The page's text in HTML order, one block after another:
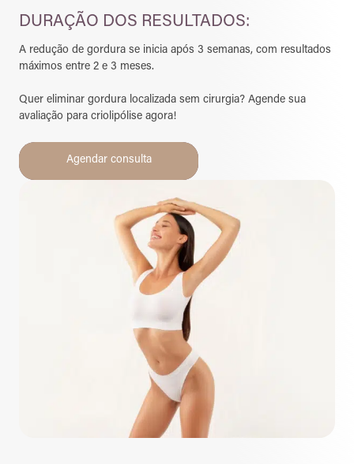
DURAÇÃO DOS RESULTADOS:
A redução de gordura se inicia após 3 semanas, com resultados
máximos entre 2 e 3 meses.
Quer eliminar gordura localizada sem cirurgia? Agende sua
avaliação para criolipólise agora!
Agendar consulta